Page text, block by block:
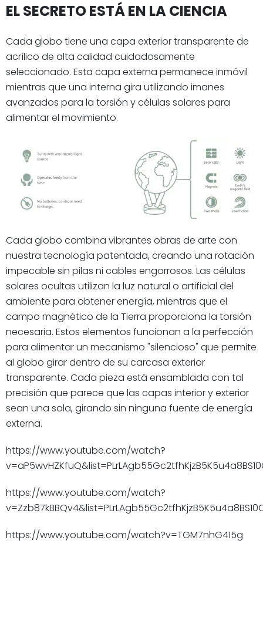
EL SECRETO ESTÁ EN LA CIENCIA
Cada globo tiene una capa exterior transparente de
acrílico de alta calidad cuidadosamente
seleccionado. Esta capa externa permanece inmóvil
mientras que una interna gira utilizando imanes
avanzados para la torsión y células solares para
alimentar el movimiento.
Cada globo combina vibrantes obras de arte con
nuestra tecnología patentada, creando una rotación
impecable sin pilas ni cables engorrosos. Las células
solares ocultas utilizan la luz natural o artificial del
ambiente para obtener energía, mientras que el
campo magnético de la Tierra proporciona la torsión
necesaria. Estos elementos funcionan a la perfección
para alimentar un mecanismo "silencioso" que permite
al globo girar dentro de su carcasa exterior
transparente. Cada pieza está ensamblada con tal
precisión que parece que las capas interior y exterior
sean una sola, girando sin ninguna fuente de energía
externa.
https://www.youtube.com/watch?
https://www.youtube.com/watch?
https://www.youtube.com/watch?v=TGM7nhG415g